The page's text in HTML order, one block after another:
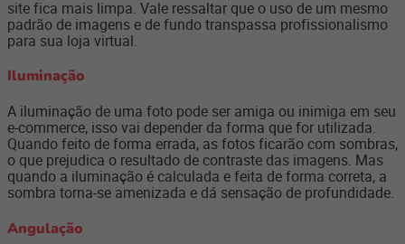
site fica mais limpa. Vale ressaltar que o uso de um mesmo
padrão de imagens e de fundo transpassa profissionalismo
para sua loja virtual.
Iluminação
A iluminação de uma foto pode ser amiga ou inimiga em seu
e-commerce, isso vai depender da forma que for utilizada.
Quando feito de forma errada, as fotos ficarão com sombras,
o que prejudica o resultado de contraste das imagens. Mas
quando a iluminação é calculada e feita de forma correta, a
sombra torna-se amenizada e dá sensação de profundidade.
Angulação